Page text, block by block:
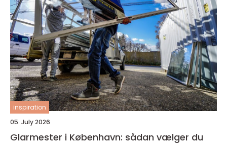
inspiration
05. July 2026
Glarmester i København: sådan vælger du